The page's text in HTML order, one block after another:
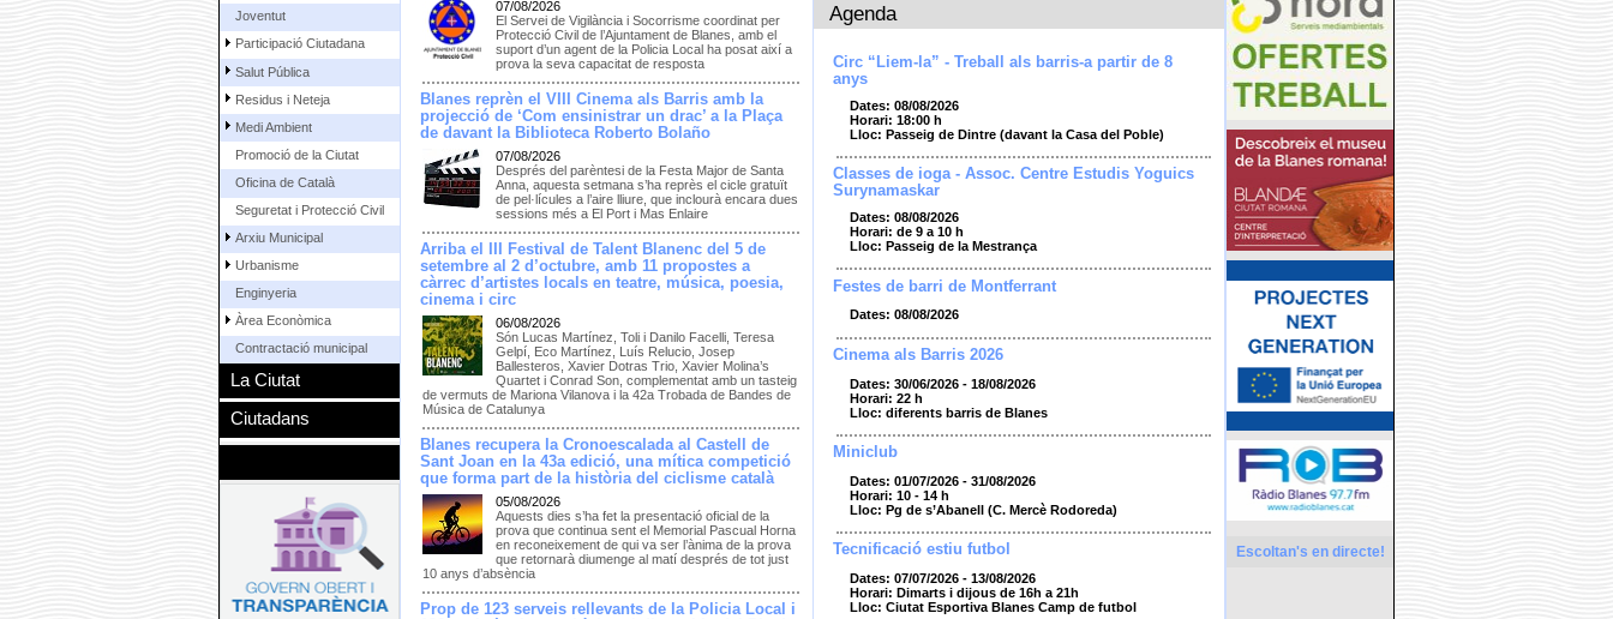
Joventut
Participació Ciutadana
Salut Pública
Residus i Neteja
Medi Ambient
Promoció de la Ciutat
Oficina de Català
Seguretat i Protecció Civil
Arxiu Municipal
Urbanisme
Enginyeria
Àrea Econòmica
Contractació municipal
La Ciutat
Ciutadans
07/08/2026
El Servei de Vigilància i Socorrisme coordinat per
Protecció Civil de l’Ajuntament de Blanes, amb el
suport d’un agent de la Policia Local ha posat així a
prova la seva capacitat de resposta
Blanes reprèn el VIII Cinema als Barris amb la
projecció de ‘Com ensinistrar un drac’ a la Plaça
de davant la Biblioteca Roberto Bolaño
07/08/2026
Després del parèntesi de la Festa Major de Santa
Anna, aquesta setmana s’ha reprès el cicle gratuït
de pel·lícules a l’aire lliure, que inclourà encara dues
sessions més a El Port i Mas Enlaire
Arriba el III Festival de Talent Blanenc del 5 de
setembre al 2 d’octubre, amb 11 propostes a
càrrec d’artistes locals en teatre, música, poesia,
cinema i circ
06/08/2026
Són Lucas Martínez, Toli i Danilo Facelli, Teresa
Gelpí, Eco Martínez, Luís Relucio, Josep
Ballesteros, Xavier Dotras Trio, Xavier Molina’s
Quartet i Conrad Son, complementat amb un tasteig
de vermuts de Mariona Vilanova i la 42a Trobada de Bandes de
Música de Catalunya
Blanes recupera la Cronoescalada al Castell de
Sant Joan en la 43a edició, una mítica competició
que forma part de la història del ciclisme català
05/08/2026
Aquests dies s’ha fet la presentació oficial de la
prova que continua sent el Memorial Pascual Horna
en reconeixement de qui va ser l’ànima de la prova
que retornarà diumenge al matí després de tot just
10 anys d’absència
Prop de 123 serveis rellevants de la Policia Local i
Agenda
Circ “Liem-la” - Treball als barris-a partir de 8
anys
Dates: 08/08/2026
Horari: 18:00 h
Lloc: Passeig de Dintre (davant la Casa del Poble)
Classes de ioga - Assoc. Centre Estudis Yoguics
Surynamaskar
Dates: 08/08/2026
Horari: de 9 a 10 h
Lloc: Passeig de la Mestrança
Festes de barri de Montferrant
Dates: 08/08/2026
Cinema als Barris 2026
Dates: 30/06/2026 - 18/08/2026
Horari: 22 h
Lloc: diferents barris de Blanes
Miniclub
Dates: 01/07/2026 - 31/08/2026
Horari: 10 - 14 h
Lloc: Pg de s’Abanell (C. Mercè Rodoreda)
Tecnificació estiu futbol
Dates: 07/07/2026 - 13/08/2026
Horari: Dimarts i dijous de 16h a 21h
Lloc: Ciutat Esportiva Blanes Camp de futbol
Escoltan's en directe!